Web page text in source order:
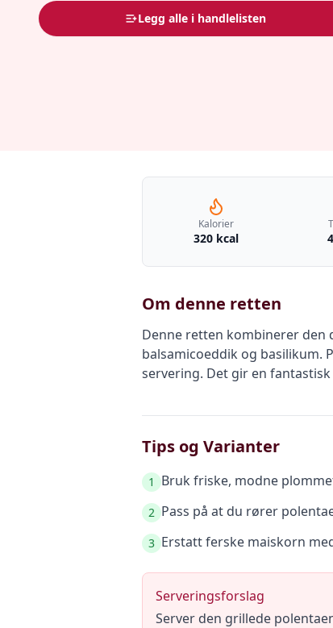
Legg alle i handlelisten
Kalorier
320 kcal
Om denne retten
Denne retten kombinerer den
balsamicoeddik og basilikum.
servering. Det gir en
Tips og Varianter
1 Bruk friske, modne
2 Pass på at du rører
3 Erstatt ferske maiskorn
Serveringsforslag
Server den grillede